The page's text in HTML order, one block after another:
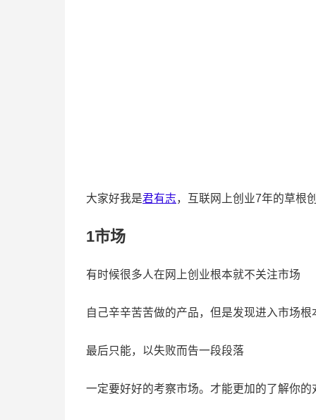
大家好我是君有志，互联网上创业7年的草根
1市场
有时候很多人在网上创业根本就不关注市场
自己辛辛苦苦做的产品，但是发现进入市场根
最后只能，以失败而告一段段落
一定要好好的考察市场。才能更加的了解你的